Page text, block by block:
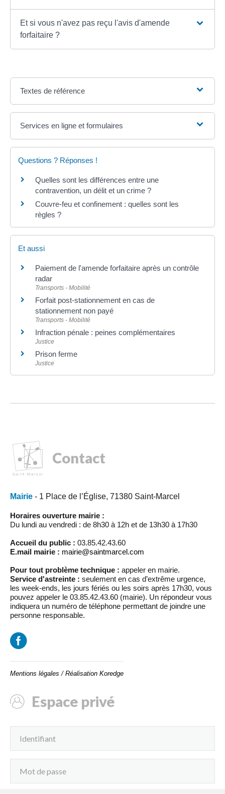
Et si vous n'avez pas reçu l'avis d'amende
forfaitaire ?
Textes de référence
Services en ligne et formulaires
Questions ? Réponses !
Quelles sont les différences entre une
contravention, un délit et un crime ?
Couvre-feu et confinement : quelles sont les
règles ?
Et aussi
Paiement de l'amende forfaitaire après un contrôle
radar
Transports - Mobilité
Forfait post-stationnement en cas de
stationnement non payé
Transports - Mobilité
Infraction pénale : peines complémentaires
Justice
Prison ferme
Justice
Contact
Mairie - 1 Place de l’Église, 71380 Saint-Marcel
Horaires ouverture mairie :
Du lundi au vendredi : de 8h30 à 12h et de 13h30 à 17h30
Accueil du public : 03.85.42.43.60
E.mail mairie : mairie@saintmarcel.com
Pour tout problème technique : appeler en mairie.
Service d'astreinte : seulement en cas d’extrême urgence,
les week-ends, les jours fériés ou les soirs après 17h30, vous
pouvez appeler le 03.85.42.43.60 (mairie). Un répondeur vous
indiquera un numéro de téléphone permettant de joindre une
personne responsable.
Mentions légales / Réalisation Koredge
Espace privé